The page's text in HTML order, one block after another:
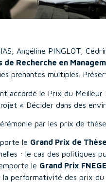
Angéline PINGLOT,
de Recherche en
prenantes multiples.
accordé le Prix du
« Décider dans des
par les prix de
le Grand Prix de
: le cas des politiques
le Grand Prix
la performativité des prix